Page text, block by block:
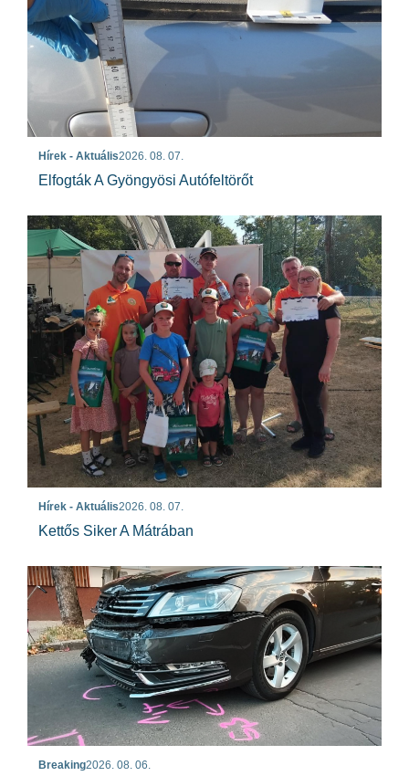
Hírek - Aktuális2026. 08. 07.
Elfogták A Gyöngyösi Autófeltörőt
Hírek - Aktuális2026. 08. 07.
Kettős Siker A Mátrában
Breaking2026. 08. 06.